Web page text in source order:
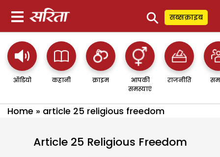
⚲ सब्सक्राइब
ऑडियो कहानी क्राइम
आपकी
समस्याएं
राजनीति
Home » article 25 religious freedom
Article 25 Religious Freedom